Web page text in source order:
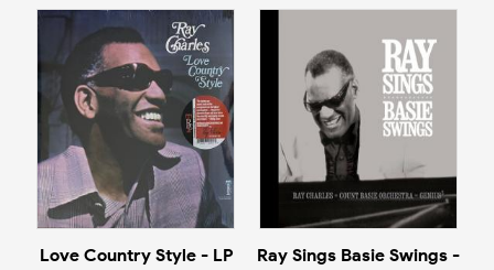
Love Country Style - LP
Ray Sings Basie Swings -